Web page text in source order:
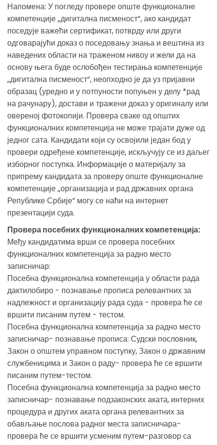
Напомена: У погледу провере опште функционалне
компетенције „дигитална писменост”, ако кандидат
поседује важећи сертификат, потврду или други
одговарајући доказ о поседовању знања и вештина из
наведених области на траженом нивоу и жели да на
основу њега буде ослобођен тестирања компетенције
„дигитална писменост”, неопходно је да уз пријавни
образац (уредно и у потпуности попуњен у делу *рад
на рачунару), достави и тражени доказ у оригиналу или
овереној фотокопији. Провера сваке од општих
функционалних компетенција не може трајати дуже од
једног сата. Кандидати који су освојили један бод у
провери одређене компетенције, искључују се из даљег
изборног поступка. Информације о материјалу за
припрему кандидата за проверу опште функционалне
компетенције „организација и рад државних органа
Републике Србије” могу се наћи на интернет
презентацији суда.
Провера посебних функционалних компетенција:
Међу кандидатима врши се провера посебних
функционалних компетенција за радно место
записничар:
Посебна функционална компетенција у области рада
дактилобиро - познавање прописа релевантних за
надлежност и организацију рада суда - провера ће се
вршити писаним путем - тестом.
Посебна функционална компетенција за радно место
записничар- познавање прописа: Судски пословник,
Закон о општем управном поступку, Закон о државним
службеницима и Закон о раду- провера ће се вршити
писаним путем-тестом.
Посебна функционална компетенција за радно место
записничар- познавање подзаконских аката, интерних
процедура и других аката органа релевантних за
обављање послова радног места записничара-
провера ће се вршити усменим путем-разговор са